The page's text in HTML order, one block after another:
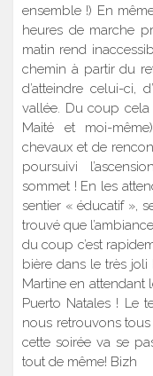
ensemble !) En
heures de marche
matin rend
chemin à partir du
d’atteindre celui-ci,
vallée. Du coup
Maité et moi-
chevaux et de
poursuivi
sommet ! En les
sentier « éducatif »,
trouvé que
du coup c’est
bière dans le très joli
Martine en attendant
Puerto Natales ! Le
nous retrouvons
cette soirée va se
tout de même! Bizh